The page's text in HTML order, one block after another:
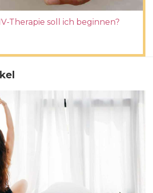
Therapie soll ich beginnen?